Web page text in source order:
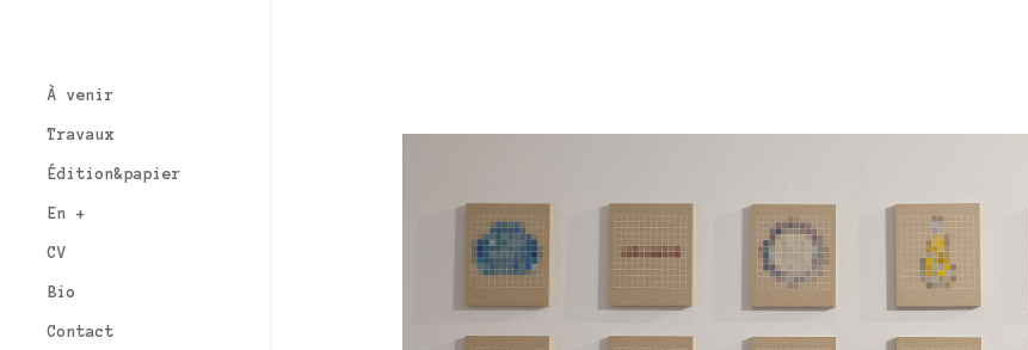
À venir
Travaux
Édition&papier
En +
CV
Bio
Contact